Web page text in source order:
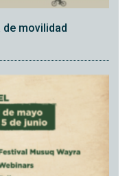
de movilidad